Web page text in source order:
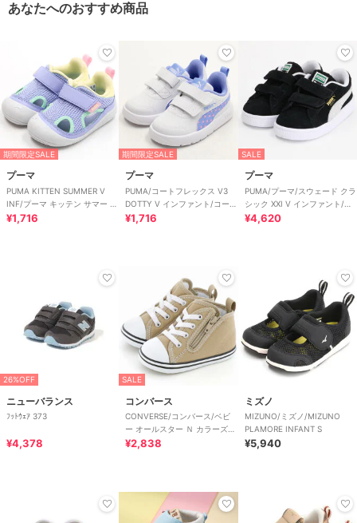
あなたへのおすすめ商品
期間限定SALE
プーマ
PUMA KITTEN SUMMER V
INF/プーマ キッテン サマー V
インファント
¥1,716
期間限定SALE
プーマ
PUMA/コートフレックス V3
DOTTY V インファント/コート
フレックス V3 ドッティ
¥1,716
SALE
プーマ
PUMA/プーマ/スウェード クラ
シック XXI V インファント/ベ
ビー
¥4,620
26%OFF
ニューバランス
ﾌｯﾄｳｪｱ 373
¥4,378
SALE
コンバース
CONVERSE/コンバース/ベビ
ー オールスター Ｎ カラーズ
Ｚ
¥2,838
ミズノ
MIZUNO/ミズノ/MIZUNO
PLAMORE INFANT S
¥5,940